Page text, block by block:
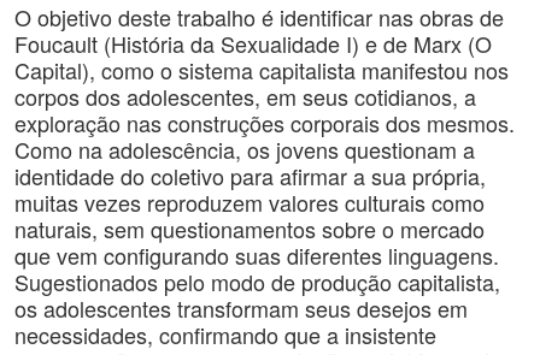
O objetivo deste trabalho é identificar nas obras de
Foucault (História da Sexualidade I) e de Marx (O
Capital), como o sistema capitalista manifestou nos
corpos dos adolescentes, em seus cotidianos, a
exploração nas construções corporais dos mesmos.
Como na adolescência, os jovens questionam a
identidade do coletivo para afirmar a sua própria,
muitas vezes reproduzem valores culturais como
naturais, sem questionamentos sobre o mercado
que vem configurando suas diferentes linguagens.
Sugestionados pelo modo de produção capitalista,
os adolescentes transformam seus desejos em
necessidades, confirmando que a insistente